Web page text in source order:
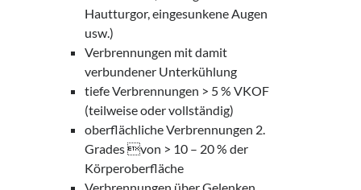
Hautturgor, eingesunkene Augen
usw.)
Verbrennungen mit damit
verbundener Unterkühlung
tiefe Verbrennungen > 5 % VKOF
(teilweise oder vollständig)
oberflächliche Verbrennungen 2.
Grades von > 10 – 20 % der
Körperoberfläche